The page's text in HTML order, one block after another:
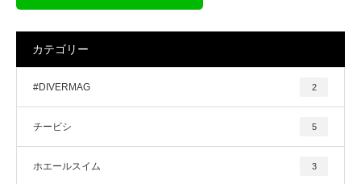
カテゴリー
#DIVERMAG 2
チービシ 5
ホエールスイム 3